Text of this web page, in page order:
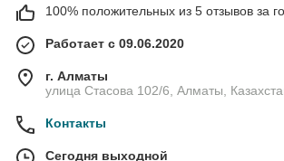
100% положительных из 5 отзывов за
Работает с 09.06.2020
г. Алматы
улица Стасова 102/6, Алматы,
Контакты
Сегодня выходной